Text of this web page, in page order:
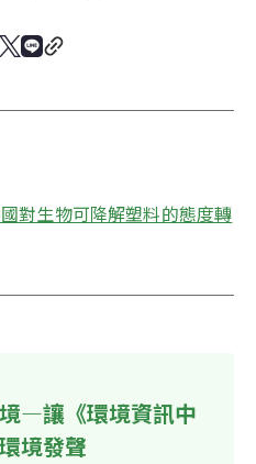
對生物可降解塑料的態度轉
—讓《環境資訊中
境發聲